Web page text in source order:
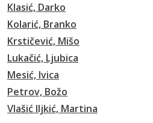
Klasić, Darko
Kolarić, Branko
Krstičević, Mišo
Lukačić, Ljubica
Mesić, Ivica
Petrov, Božo
Vlašić Iljkić, Martina